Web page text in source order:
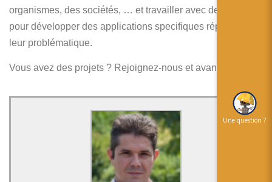
organismes, des sociétés, … et travailler avec des experts
pour développer des applications specifiques répondant à
leur problématique.
Vous avez des projets ? Rejoignez-nous et avançons !
Une question ?